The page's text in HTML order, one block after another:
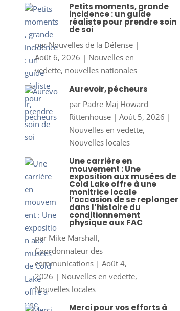
Petits moments, grande
incidence : un guide
réaliste pour prendre soin
de soi
parNouvelles de la Défense|
Août 6, 2026 | Nouvelles en
vedette, nouvelles nationales
Aurevoir, pécheurs
par Padre Maj Howard
Rittenhouse| Août 5, 2026 |
Nouvelles en vedette,
Nouvelles locales
Une carrière en
mouvement : Une
exposition aux musées de
Cold Lake offre à une
monitrice locale
l’occasion de se replonger
dans l’histoire du
conditionnement
physique aux FAC
par Mike Marshall,
Coordonnateur des
communications| Août 4,
2026 | Nouvelles en vedette,
Nouvelles locales
Merci pour vos efforts à